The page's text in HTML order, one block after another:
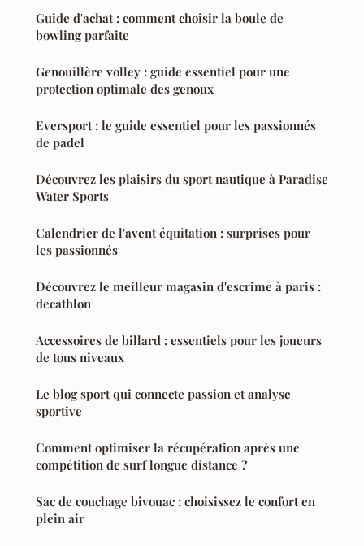
Guide d'achat : comment choisir la boule de
bowling parfaite
Genouillère volley : guide essentiel pour une
protection optimale des genoux
Eversport : le guide essentiel pour les passionnés
de padel
Découvrez les plaisirs du sport nautique à Paradise
Water Sports
Calendrier de l'avent équitation : surprises pour
les passionnés
Découvrez le meilleur magasin d'escrime à paris :
decathlon
Accessoires de billard : essentiels pour les joueurs
de tous niveaux
Le blog sport qui connecte passion et analyse
sportive
Comment optimiser la récupération après une
compétition de surf longue distance ?
Sac de couchage bivouac : choisissez le confort en
plein air